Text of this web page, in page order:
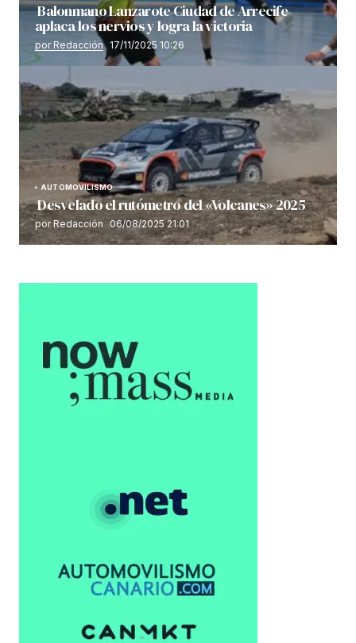
Balonmano Lanzarote Ciudad de Arrecife
aplaca los nervios y logra la victoria
por Redacción 17/11/2025 10:26
AUTOMOVILISMO
Desvelado el rutómetro del «Volcanes» 2025
por Redacción 06/08/2025 21:01